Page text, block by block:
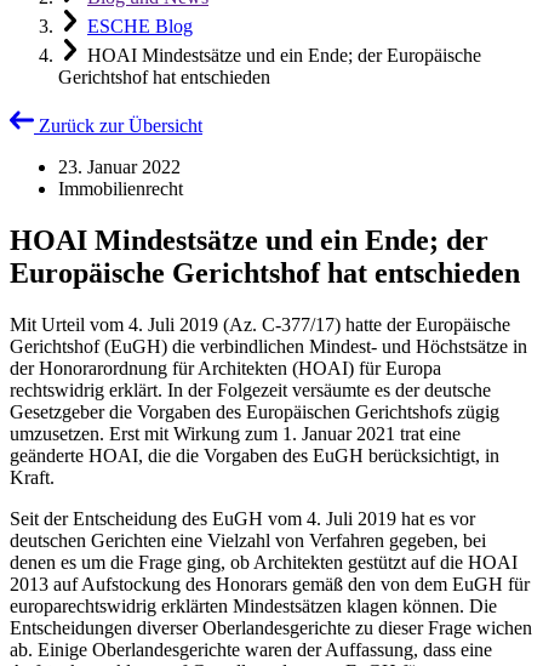
ESCHE Blog
HOAI Mindestsätze und ein Ende; der Europäische
Gerichtshof hat entschieden
Zurück zur Übersicht
23. Januar 2022
Immobilienrecht
HOAI Mindestsätze und ein Ende; der
Europäische Gerichtshof hat entschieden
Mit Urteil vom 4. Juli 2019 (Az. C-377/17) hatte der Europäische
Gerichtshof (EuGH) die verbindlichen Mindest- und Höchstsätze in
der Honorarordnung für Architekten (HOAI) für Europa
rechtswidrig erklärt. In der Folgezeit versäumte es der deutsche
Gesetzgeber die Vorgaben des Europäischen Gerichtshofs zügig
umzusetzen. Erst mit Wirkung zum 1. Januar 2021 trat eine
geänderte HOAI, die die Vorgaben des EuGH berücksichtigt, in
Kraft.
Seit der Entscheidung des EuGH vom 4. Juli 2019 hat es vor
deutschen Gerichten eine Vielzahl von Verfahren gegeben, bei
denen es um die Frage ging, ob Architekten gestützt auf die HOAI
2013 auf Aufstockung des Honorars gemäß den von dem EuGH für
europarechtswidrig erklärten Mindestsätzen klagen können. Die
Entscheidungen diverser Oberlandesgerichte zu dieser Frage wichen
ab. Einige Oberlandesgerichte waren der Auffassung, dass eine